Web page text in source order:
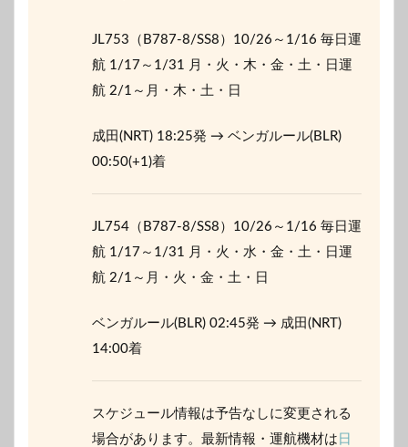
JL753（B787-8/SS8）10/26～1/16 毎日運
航 1/17～1/31 月・火・木・金・土・日運
航 2/1～月・木・土・日
成田(NRT) 18:25発 → ベンガルール(BLR)
00:50(+1)着
JL754（B787-8/SS8）10/26～1/16 毎日運
航 1/17～1/31 月・火・水・金・土・日運
航 2/1～月・火・金・土・日
ベンガルール(BLR) 02:45発 → 成田(NRT)
14:00着
スケジュール情報は予告なしに変更される
場合があります。最新情報・運航機材は 日